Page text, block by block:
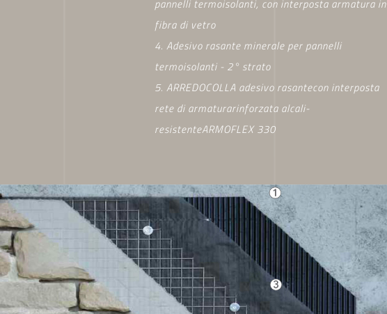
pannelli termoisolanti, con interposta armatura in
fibra di vetro
4. Adesivo rasante minerale per pannelli
termoisolanti - 2° strato
5. ARREDOCOLLA adesivo rasantecon interposta
rete di armaturarinforzata alcali-
resistenteARMOFLEX 330